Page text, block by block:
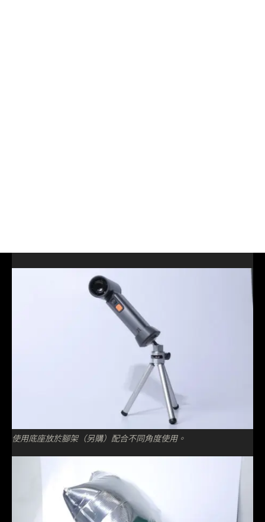
使用底座放於腳架（另購）配合不同角度使用。